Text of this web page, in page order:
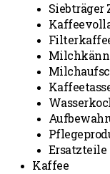
Siebträger
Ersatzteile
Kaffee